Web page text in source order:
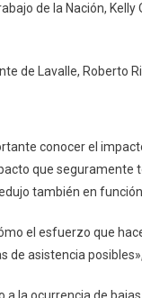
de la Nación,
de Lavalle, Roberto
conocer el
que
también en
el esfuerzo que
de asistencia